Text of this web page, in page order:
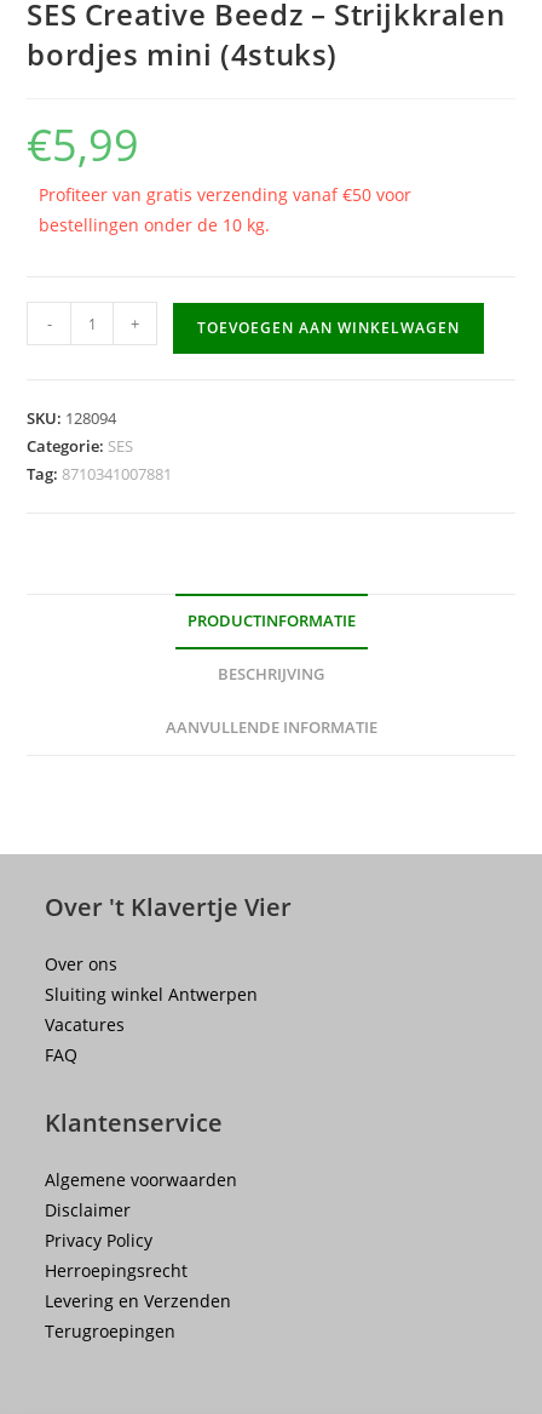
SES Creative Beedz – Strijkkralen
bordjes mini (4stuks)
€5,99
Profiteer van gratis verzending vanaf €50 voor
bestellingen onder de 10 kg.
Creative
Strijkkralen
bordjes
- + TOEVOEGEN AAN WINKELWAGEN
SKU: 128094
Categorie: SES
Tag:8710341007881
PRODUCTINFORMATIE
BESCHRIJVING
AANVULLENDE INFORMATIE
Over 't Klavertje Vier
Over ons
Sluiting winkel Antwerpen
Vacatures
FAQ
Klantenservice
Algemene voorwaarden
Disclaimer
Privacy Policy
Herroepingsrecht
Levering en Verzenden
Terugroepingen